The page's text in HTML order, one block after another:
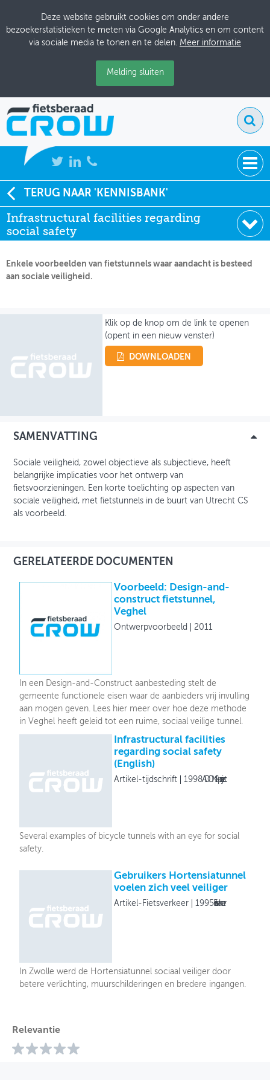
Deze website gebruikt cookies om onder andere
bezoekerstatistieken te meten via Google Analytics en om content
via sociale media te tonen en te delen. Meer informatie
Melding sluiten
NIEUWS
BIJEENKOMSTEN
KENNISBANK
ADRESSENBOEK
GEBRUIKER
TERUG NAAR 'KENNISBANK'
Infrastructural facilities regarding
social safety
Soort:
Artikelen Tijdschriften
Uitgever:
ADONIS-project
Datum:
Enkele voorbeelden van fietstunnels waar aandacht is besteed
aan sociale veiligheid.
Klik op de knop om de link te openen
(opent in een nieuw venster)
DOWNLOADEN
SAMENVATTING
Sociale veiligheid, zowel objectieve als subjectieve, heeft
belangrijke implicaties voor het ontwerp van
fietsvoorzieningen. Een korte toelichting op aspecten van
sociale veiligheid, met fietstunnels in de buurt van Utrecht CS
als voorbeeld.
GERELATEERDE DOCUMENTEN
Voorbeeld: Design-and-
construct fietstunnel,
Veghel
Ontwerpvoorbeeld 2011
In een Design-and-Construct aanbesteding stelt de
gemeente functionele eisen waar de aanbieders vrij invulling
aan mogen geven. Lees hier meer over hoe deze methode
in Veghel heeft geleid tot een ruime, sociaal veilige tunnel.
Infrastructural facilities
regarding social safety
(English)
Artikel-tijdschrift 1998ADONIS-project
Several examples of bicycle tunnels with an eye for social
safety.
Gebruikers Hortensiatunnel
voelen zich veel veiliger
Artikel-Fietsverkeer 1995Fietsverkeer
In Zwolle werd de Hortensiatunnel sociaal veiliger door
betere verlichting, muurschilderingen en bredere ingangen.
Relevantie